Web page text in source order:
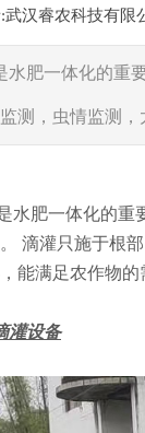
武汉睿农科技有限
水肥一体化的重
测，虫情监测
肥一体化的重要
滴灌只施于根
能满足农作物的
灌设备